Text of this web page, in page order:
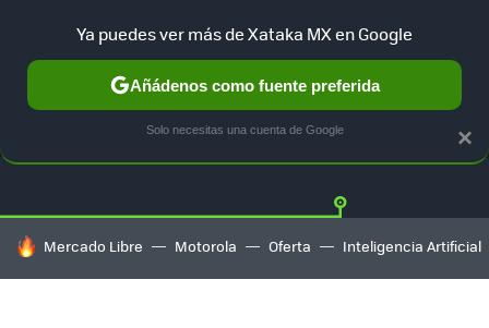
GUÍA DE COMPRAS MERCADO LIBRE
HOY SE HABLA DE
Mercado Libre Motorola Oferta Inteligencia Artificial
×
Ya puedes ver más de Xataka MX en Google
Añádenos como fuente preferida
Solo necesitas una cuenta de Google